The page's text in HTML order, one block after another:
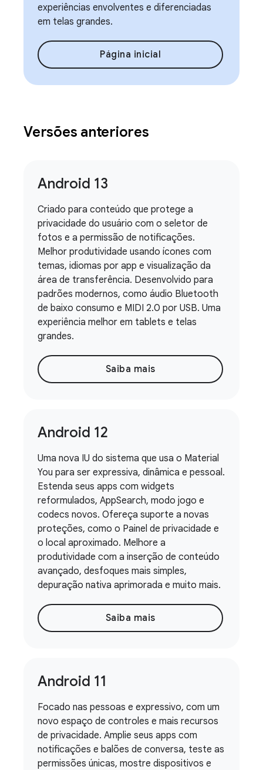
experiências envolventes e diferenciadas
em telas grandes.
Página inicial
Versões anteriores
Android 13
Criado para conteúdo que protege a
privacidade do usuário com o seletor de
fotos e a permissão de notificações.
Melhor produtividade usando ícones com
temas, idiomas por app e visualização da
área de transferência. Desenvolvido para
padrões modernos, como áudio Bluetooth
de baixo consumo e MIDI 2.0 por USB. Uma
experiência melhor em tablets e telas
grandes.
Saiba mais
Android 12
Uma nova IU do sistema que usa o Material
You para ser expressiva, dinâmica e pessoal.
Estenda seus apps com widgets
reformulados, AppSearch, modo jogo e
codecs novos. Ofereça suporte a novas
proteções, como o Painel de privacidade e
o local aproximado. Melhore a
produtividade com a inserção de conteúdo
avançado, desfoques mais simples,
depuração nativa aprimorada e muito mais.
Saiba mais
Android 11
Focado nas pessoas e expressivo, com um
novo espaço de controles e mais recursos
de privacidade. Amplie seus apps com
notificações e balões de conversa, teste as
permissões únicas, mostre dispositivos e